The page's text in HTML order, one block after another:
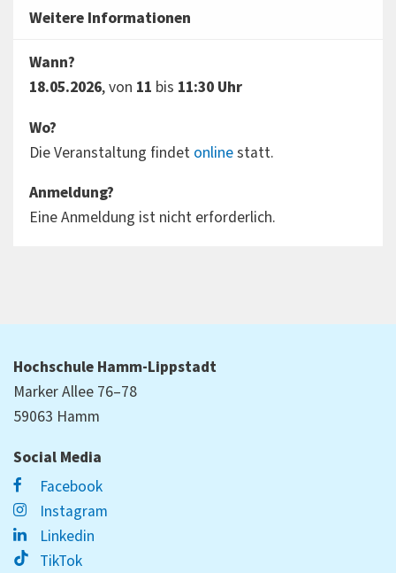
Weitere Informationen
Wann?
18.05.2026, von 11 bis 11:30 Uhr
Wo?
Die Veranstaltung findet onlinestatt.
Anmeldung?
Eine Anmeldung ist nicht erforderlich.
Hochschule Hamm-Lippstadt
Marker Allee 76–78
59063 Hamm
Social Media
Facebook
Instagram
Linkedin
TikTok